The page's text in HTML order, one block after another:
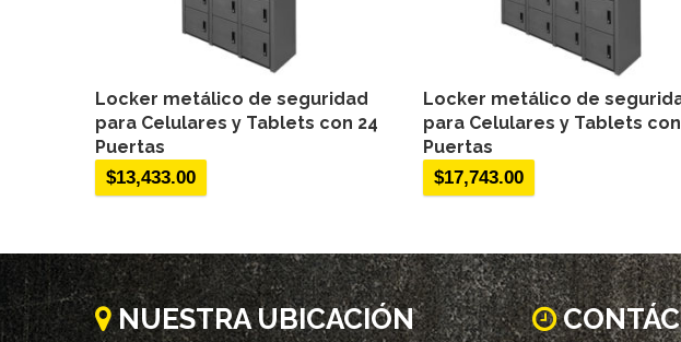
Locker metálico de seguridad
para Celulares y Tablets con 24
Puertas
$13,433.00
Locker metálico de
para Celulares y Tablets
Puertas
$17,743.00
NUESTRA UBICACIÓN